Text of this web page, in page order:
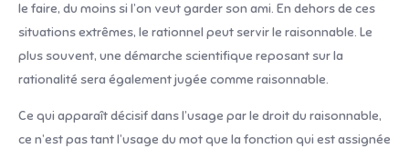
le faire, du moins si l’on veut garder son ami. En dehors de ces
situations extrêmes, le rationnel peut servir le raisonnable. Le
plus souvent, une démarche scientifique reposant sur la
rationalité sera également jugée comme raisonnable.
Ce qui apparaît décisif dans l’usage par le droit du raisonnable,
ce n’est pas tant l’usage du mot que la fonction qui est assignée